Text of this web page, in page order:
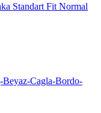
Standart Fit Normal
Cagla-Bordo-